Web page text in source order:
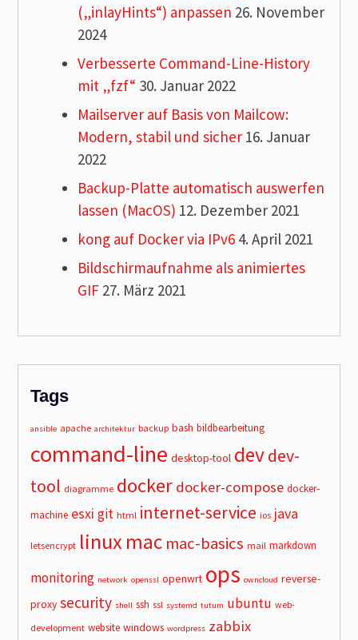
(„inlayHints“) anpassen 26. November
2024
Verbesserte Command-Line-History
mit „fzf“ 30. Januar 2022
Mailserver auf Basis von Mailcow:
Modern, stabil und sicher 16. Januar
2022
Backup-Platte automatisch auswerfen
lassen (MacOS) 12. Dezember 2021
kong auf Docker via IPv6 4. April 2021
Bildschirmaufnahme als animiertes
GIF 27. März 2021
Tags
ansible apache architektur backup bash bildbearbeitung
command-line desktop-tool devdev-
tool diagramme docker docker-compose docker-
machine esxi git html internet-service ios java
letsencrypt linuxmac mac-basics mail markdown
monitoring network openssl openwrt ops owncloud reverse-
proxy security shell ssh ssl systemd tutum ubuntu web-
development website windows wordpress zabbix